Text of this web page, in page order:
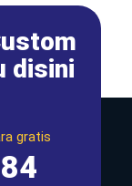
disini
gratis